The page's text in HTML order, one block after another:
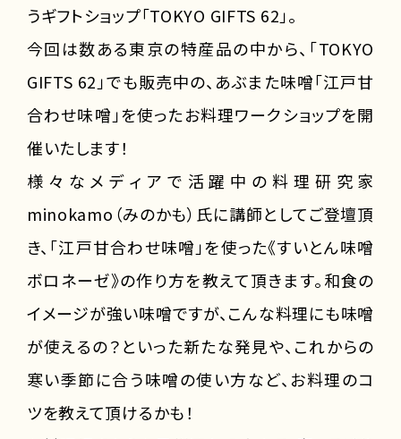
うギフトショップ「TOKYO GIFTS 62」。
今回は数ある東京の特産品の中から、「TOKYO
GIFTS 62」でも販売中の、あぶまた味噌「江戸甘
合わせ味噌」を使ったお料理ワークショップを開
催いたします！
様々なメディアで活躍中の料理研究家
minokamo（みのかも）氏に講師としてご登壇頂
き、「江戸甘合わせ味噌」を使った《すいとん味噌
ボロネーゼ》の作り方を教えて頂きます。和食の
イメージが強い味噌ですが、こんな料理にも味噌
が使えるの？といった新たな発見や、これからの
寒い季節に合う味噌の使い方など、お料理のコ
ツを教えて頂けるかも！